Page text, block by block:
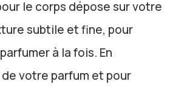
le corps dépose sur votre
subtile et fine, pour
à la fois. En
votre parfum et pour